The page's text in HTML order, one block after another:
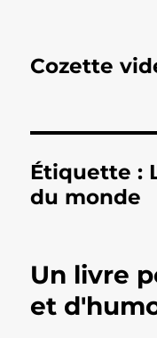
Cozette
Étiquette :
du monde
Un livre
et